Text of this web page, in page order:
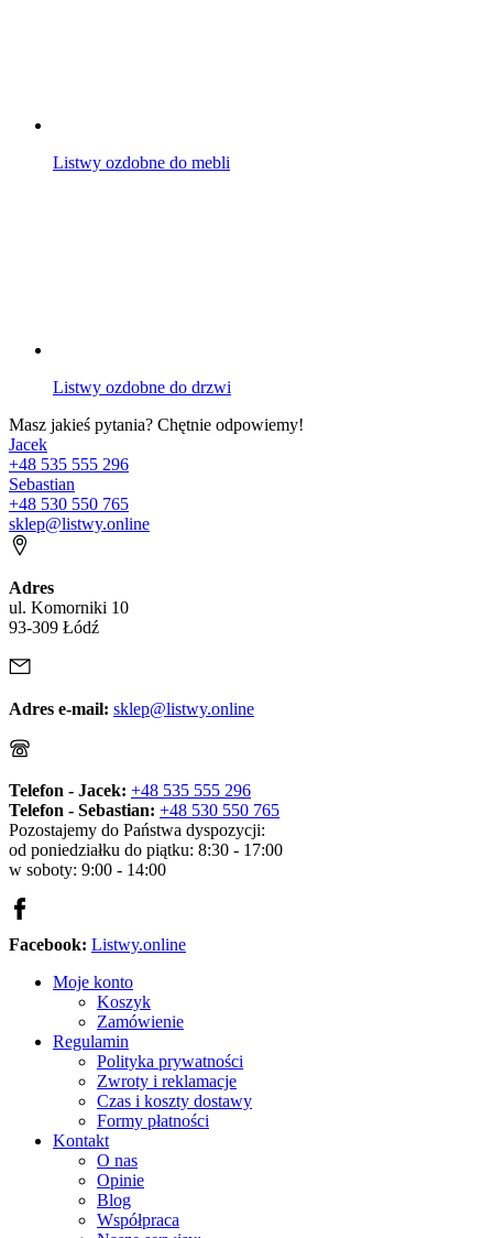
Listwy ozdobne do mebli
Listwy ozdobne do drzwi
Masz jakieś pytania? Chętnie odpowiemy!
Jacek
+48 535 555 296
Sebastian
+48 530 550 765
sklep@listwy.online
Adres
ul. Komorniki 10
93-309 Łódź
Adres e-mail: sklep@listwy.online
Telefon - Jacek: +48 535 555 296
Telefon - Sebastian: +48 530 550 765
Pozostajemy do Państwa dyspozycji:
od poniedziałku do piątku: 8:30 - 17:00
w soboty: 9:00 - 14:00
Facebook: Listwy.online
Moje konto
Koszyk
Zamówienie
Regulamin
Polityka prywatności
Zwroty i reklamacje
Czas i koszty dostawy
Formy płatności
Kontakt
O nas
Opinie
Blog
Współpraca